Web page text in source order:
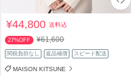
¥44,800送料込
27%OFF ¥61,600
関税負担なし 返品補償 スピード配送
MAISON KITSUNE